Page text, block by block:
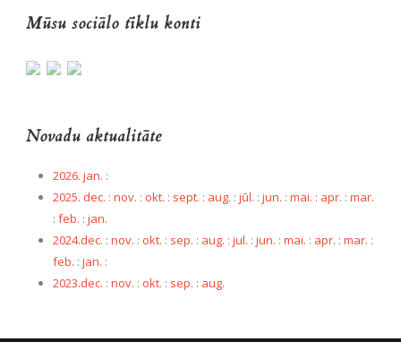
Mūsu sociālo tīklu konti
Novadu aktualitāte
2026. jan. :
2025. dec. : nov. : okt. : sept. : aug. : jūl. : jun. : mai. : apr. : mar.
: feb. : jan.
2024.dec. : nov. : okt. : sep. : aug. : jul. : jun. : mai. : apr. : mar. :
feb. : jan. :
2023.dec. : nov. : okt. : sep. : aug.